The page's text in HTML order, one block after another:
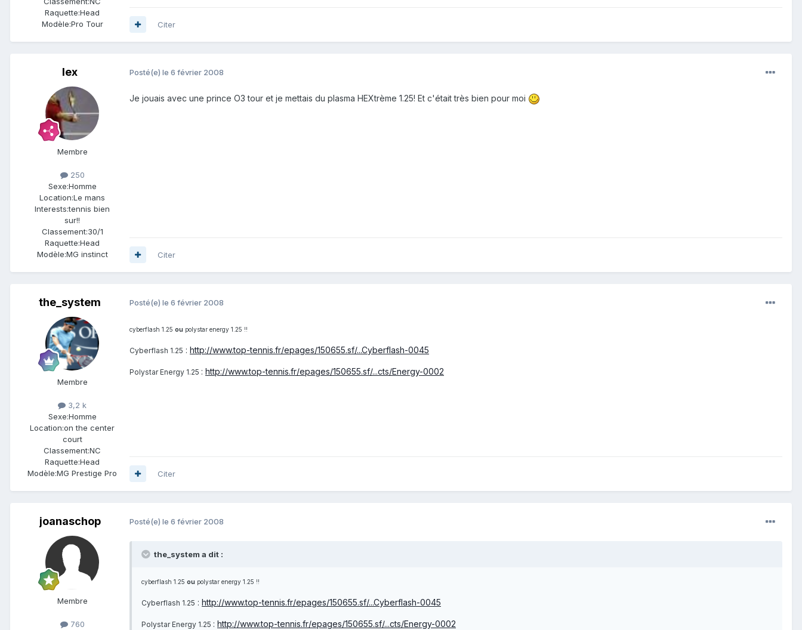
Raquette:Head
Modèle:Pro Tour Citer
lex
Membre
250
Sexe:Homme
Location:Le mans
Interests:tennis bien
sur!!
Classement:30/1
Raquette:Head
Modèle:MG instinct
Posté(e) le 6 février 2008
Je jouais avec une prince O3 tour et je mettais du plasma HEXtrème 1.25! Et c'était très bien pour moi
Citer
the_system
Membre
3,2 k
Sexe:Homme
Location:on the center
court
Classement:NC
Raquette:Head
Modèle:MG Prestige Pro
Posté(e) le 6 février 2008
cyberflash 1.25 ou polystar energy 1.25 !!
Cyberflash 1.25 : http://www.top-tennis.fr/epages/150655.sf/...Cyberflash-0045
Polystar Energy 1.25 : http://www.top-tennis.fr/epages/150655.sf/...cts/Energy-0002
Citer
joanaschop
Membre
760
Posté(e) le 6 février 2008
the_system a dit :
cyberflash 1.25 ou polystar energy 1.25 !!
Cyberflash 1.25 : http://www.top-tennis.fr/epages/150655.sf/...Cyberflash-0045
Polystar Energy 1.25 : http://www.top-tennis.fr/epages/150655.sf/...cts/Energy-0002